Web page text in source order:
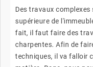
Des travaux
supérieure de
fait, il faut faire des
charpentes. Afin de
techniques, il va falloir